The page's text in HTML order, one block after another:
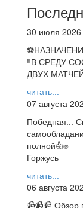
30 июля 2026
‼В СРЕДУ
ДВУХ
читать...
07 августа
Победная...
полной👍✊
Горжусь
читать...
06 августа
📹📹📹 Обзор